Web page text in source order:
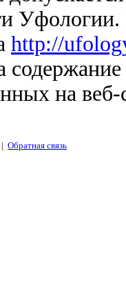
http://
на
| Обратная связь